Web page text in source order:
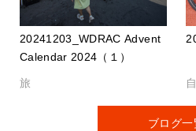
20241203_WDRAC Advent
Calendar 2024（１）
旅
ブログ一